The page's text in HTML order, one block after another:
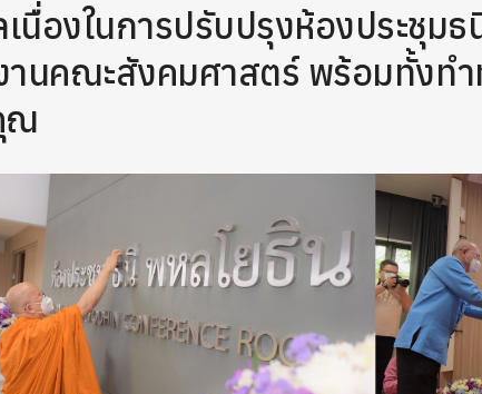
องในการปรับปรุงห้องประชุมธ
านคณะสังคมศาสตร์ พร้อมทั้งท
ณ